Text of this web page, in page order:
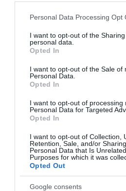
Please note that this website/app
not limited to your visit or usage
grant or deny consent to Google
use your data for below specified
consent section.
Personal Data Processing Opt
I want to opt-out of the
personal data.
Opted In
I want to opt-out of the Sale of
Personal Data.
Opted In
I want to opt-out of processing
Personal Data for Targeted
Opted In
I want to opt-out of Collection,
Retention, Sale, and/or
Personal Data that Is
Purposes for which it was
Opted Out
Google consents
PRODUTOS E MARCAS
Mais de 150 alunos
Matemáticos no Plaza